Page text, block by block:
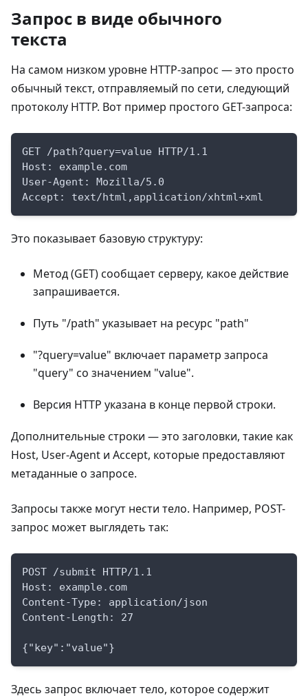
Запрос в виде обычного
текста
На самом низком уровне HTTP-запрос — это просто
обычный текст, отправляемый по сети, следующий
протоколу HTTP. Вот пример простого GET-запроса:
GET /path?query=value HTTP/1.1
Host: example.com
User-Agent: Mozilla/5.0
Accept: text/html,application/xhtml+xml
Это показывает базовую структуру:
Метод (GET) сообщает серверу, какое действие
запрашивается.
Путь "/path" указывает на ресурс "path"
"?query=value" включает параметр запроса
"query" со значением "value".
Версия HTTP указана в конце первой строки.
Дополнительные строки — это заголовки, такие как
Host, User-Agent и Accept, которые предоставляют
метаданные о запросе.
Запросы также могут нести тело. Например, POST-
запрос может выглядеть так:
POST /submit HTTP/1.1
Host: example.com
Content-Type: application/json
Content-Length: 27
{"key":"value"}
Здесь запрос включает тело, которое содержит